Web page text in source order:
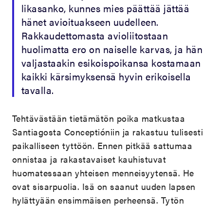
likasanko, kunnes mies päättää jättää
hänet avioituakseen uudelleen.
Rakkaudettomasta avioliitostaan
huolimatta ero on naiselle karvas, ja hän
valjastaakin esikoispoikansa kostamaan
kaikki kärsimyksensä hyvin erikoisella
tavalla.
Tehtävästään tietämätön poika matkustaa
Santiagosta Conceptióniin ja rakastuu tulisesti
paikalliseen tyttöön. Ennen pitkää sattumaa
onnistaa ja rakastavaiset kauhistuvat
huomatessaan yhteisen menneisyytensä. He
ovat sisarpuolia. Isä on saanut uuden lapsen
hylättyään ensimmäisen perheensä. Tytön